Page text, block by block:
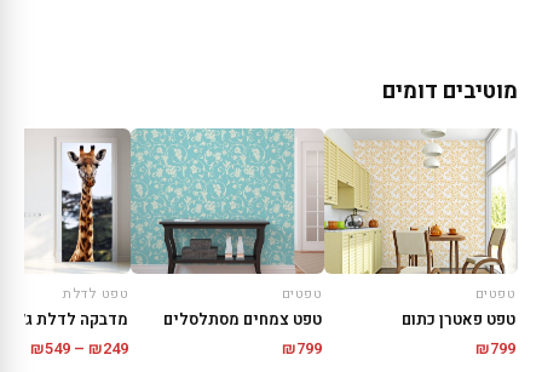
מוטיבים דומים
טפטים
טפט פאטרן כתום
₪799
טפטים
טפט צמחים מסתלסלים
₪799
טפט לדלת
מדבקה לדלת
₪249
–
₪549